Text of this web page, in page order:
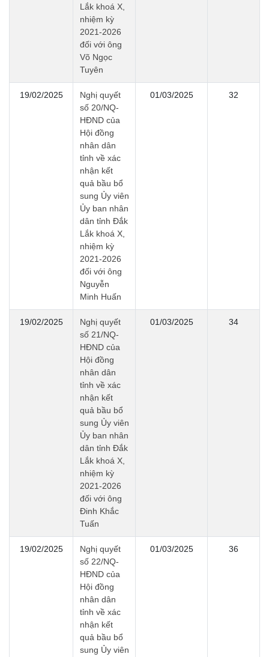
Lắk khoá X,
nhiệm kỳ
2021-2026
đối với ông
Võ Ngọc
Tuyên
19/02/2025
Nghị quyết
số 20/NQ-
HĐND của
Hội đồng
nhân dân
tỉnh về xác
nhận kết
quả bầu bổ
sung Ủy viên
Ủy ban nhân
dân tỉnh Đắk
Lắk khoá X,
nhiệm kỳ
2021-2026
đối với ông
Nguyễn
Minh Huấn
01/03/2025 32
19/02/2025
Nghị quyết
số 21/NQ-
HĐND của
Hội đồng
nhân dân
tỉnh về xác
nhận kết
quả bầu bổ
sung Ủy viên
Ủy ban nhân
dân tỉnh Đắk
Lắk khoá X,
nhiệm kỳ
2021-2026
đối với ông
Đinh Khắc
Tuấn
01/03/2025 34
19/02/2025
Nghị quyết
số 22/NQ-
HĐND của
Hội đồng
nhân dân
tỉnh về xác
nhận kết
quả bầu bổ
sung Ủy viên
01/03/2025 36